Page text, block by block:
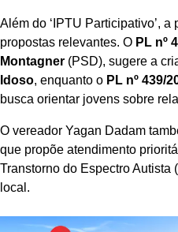
Além do ‘IPTU Participativo’,
propostas relevantes. O PL nº
Montagner (PSD), sugere a
Idoso, enquanto o PL nº 439/
busca orientar jovens sobre
O vereador Yagan Dadam
que propõe atendimento
Transtorno do Espectro Autista
local.